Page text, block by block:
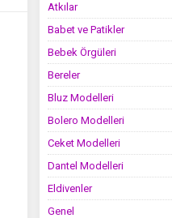
Atkılar
Babet ve Patikler
Bebek Örgüleri
Bereler
Bluz Modelleri
Bolero Modelleri
Ceket Modelleri
Dantel Modelleri
Eldivenler
Genel